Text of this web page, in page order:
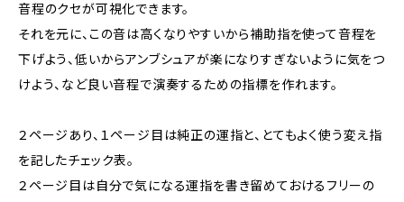
音程のクセが可視化できます。
それを元に、この音は高くなりやすいから補助指を使って音程を
下げよう、低いからアンブシュアが楽になりすぎないように気をつ
けよう、など良い音程で演奏するための指標を作れます。
２ページあり、１ページ目は純正の運指と、とてもよく使う変え指
を記したチェック表。
２ページ目は自分で気になる運指を書き留めておけるフリーの